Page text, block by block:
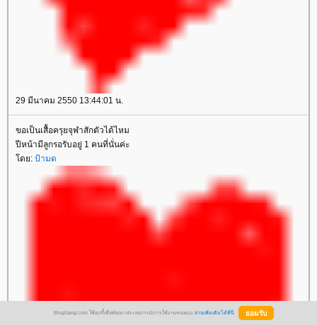
29 มีนาคม 2550 13:44:01 น.
ขอเป็นเสื้อครุยจุฬาสักตัวได้ไหม
ปีหน้ามีลูกรอรับอยู่ 1 คนที่นั่นค่ะ
ดย: ป้ามด
BlogGang.com ใช้คุกกี้เพื่อพัฒนาประสบการณ์การใช้งานของคุณ อ่านเพิ่มเติมได้ที่นี่